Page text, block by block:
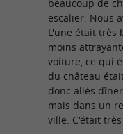
beaucoup de
escalier. Nous
L'une était très
moins
voiture, ce qui
du château
donc allés
mais dans un
ville. C'était